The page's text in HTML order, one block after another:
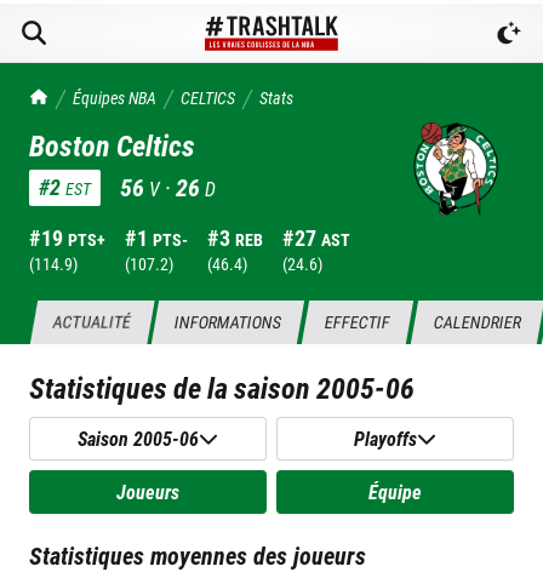
TrashTalk Actu NBA
Équipes NBA CELTICS Stats
Boston Celtics
#2 EST 56 V ·26 D
#19 PTS+
(114.9)
#1 PTS-
(107.2)
#3 REB
(46.4)
#27 AST
(24.6)
ACTUALITÉ INFORMATIONS EFFECTIF CALENDRIER
Statistiques de la saison2005-06
Saison 2005-06 Playoffs
Joueurs Équipe
Statistiques moyennes des joueurs